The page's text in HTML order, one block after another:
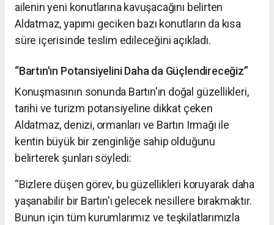
ailenin yeni konutlarına kavuşacağını belirten
Aldatmaz, yapımı geciken bazı konutların da kısa
süre içerisinde teslim edileceğini açıkladı.
“Bartın'ın Potansiyelini Daha da Güçlendireceğiz”
Konuşmasının sonunda Bartın'ın doğal güzellikleri,
tarihi ve turizm potansiyeline dikkat çeken
Aldatmaz, denizi, ormanları ve Bartın Irmağı ile
kentin büyük bir zenginliğe sahip olduğunu
belirterek şunları söyledi:
“Bizlere düşen görev, bu güzellikleri koruyarak daha
yaşanabilir bir Bartın'ı gelecek nesillere bırakmaktır.
Bunun için tüm kurumlarımız ve teşkilatlarımızla